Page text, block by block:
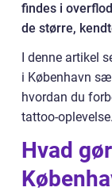
findes i
de større,
I denne artikel
i København
hvordan du
tattoo-oplevelse.
Hvad